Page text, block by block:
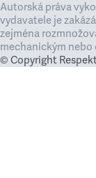
Autorská práva
vydavatele je
zejména
mechanickým nebo
© Copyright Respekt